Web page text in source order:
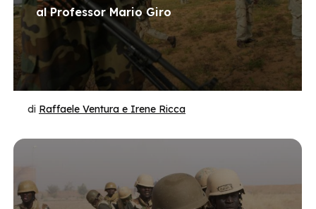
al Professor Mario Giro
di Raffaele Ventura e Irene Ricca